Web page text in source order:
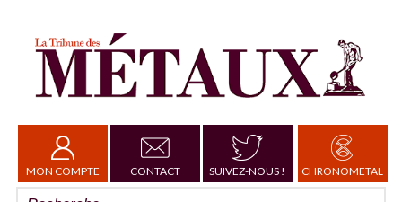
MON COMPTE CONTACT SUIVEZ-NOUS ! CHRONOMETAL